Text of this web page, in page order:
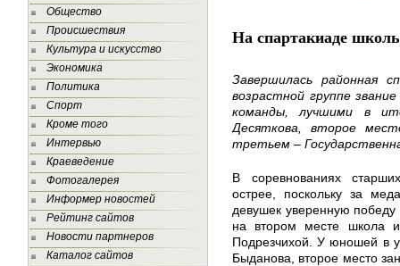
Общество
Происшествия
Культура и искусство
Экономика
Политика
Спорт
Кроме того
Интервью
Краеведение
Фотогалерея
Информер новостей
Рейтинг сайтов
Новости партнеров
Каталог сайтов
На спартакиаде
Завершилась районная
возрастной группе
команды, лучшими в
Десяткова, второе
третьем –
В соревнованиях
острее, поскольку за
девушек уверенную
на втором месте школа
Подрезчихой. У юношей в
Быданова, второе место